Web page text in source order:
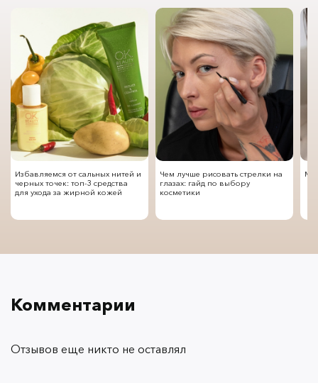
Избавляемся от сальных нитей и
черных точек: топ-3 средства
для ухода за жирной кожей
Чем лучше рисовать стрелки на
глазах: гайд по выбору
косметики
Комментарии
Отзывов еще никто не оставлял